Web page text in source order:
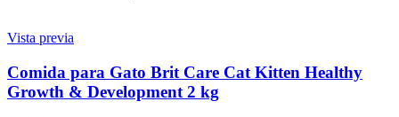
Vista previa
Comida para Gato Brit Care Cat Kitten Healthy
Growth & Development 2 kg